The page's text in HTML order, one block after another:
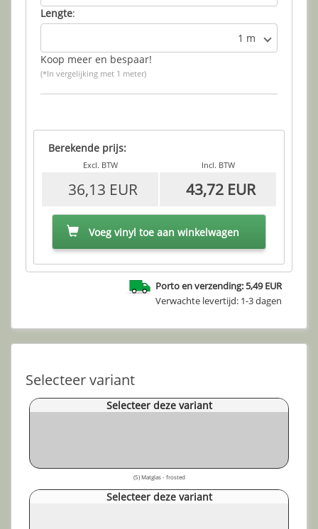
Lengte:
1 m
Koop meer en bespaar!
(*In vergelijking met 1 meter)
Berekende prijs:
Excl. BTW Incl. BTW
36,13 EUR 43,72 EUR
Voeg vinyl toe aan winkelwagen
Porto en verzending: 5,49 EUR
Verwachte levertijd: 1-3 dagen
Selecteer variant
Selecteer deze variant
(5) Matglas - frosted
Selecteer deze variant